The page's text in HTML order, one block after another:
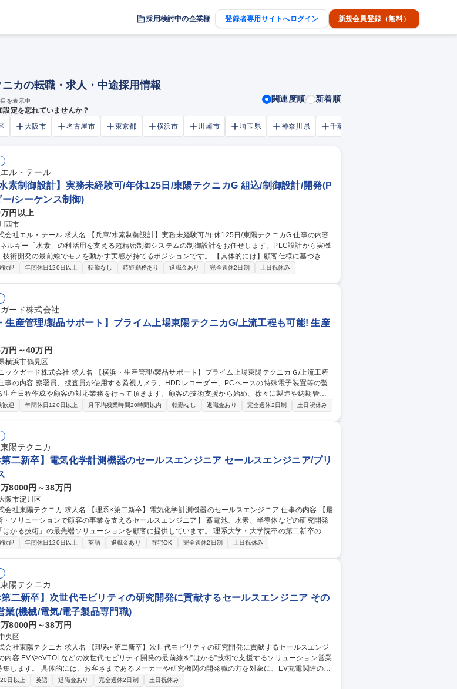
採用検討中の企業様 登録者専用サイトへログイン 新規会員登録（無料）
カの転職・求人・中途採用情報
を表示中 関連度順 新着順
設定を忘れていませんか？
大阪市 名古屋市 東京都 横浜市 川崎市 埼玉県 神奈川県 千葉市
ル・テール
水素制御設計】実務未経験可/年休125日/東陽テクニカG 組込/制御設計/開発(P
ー/シーケンス制御)
円以上
西市
庫/水素制御設計】実務未経験可/年休125日/東陽テクニカG 仕事の内容
ルギー「水素」の利活用を支える超精密制御システムの制御設計をお任せします。PLC設計から実機
発の最前線でモノを動かす実感が持てるポジションです。 【具体的には】顧客仕様に基づき、P
計、PID温度制御ロジック、電気回路CAD（IJCAD）を用いた設計開発を行います。単なる机上設計
歓迎 年間休日120日以上 転勤なし 時短勤務あり 退職金あり 完全週休2日制 土日祝休み
ード株式会社
生産管理/製品サポート】プライム上場東陽テクニカG/上流工程も可能! 生産
円～40万円
横浜市鶴見区
【横浜・生産管理/製品サポート】プライム上場東陽テクニカＧ/上流工程
生産日程作成や顧客の対応業務を行って頂きます。顧客の技術支援から始め、徐々に製造や納期管理
組立及び試験指導 ■製品の品質管理業務（新製品の試作評
工程も可能！
歓迎 年間休日120日以上 月平均残業時間20時間以内 転勤なし 退職金あり 完全週休2日制 土日祝休み
陽テクニカ
第二新卒】電気化学計測機器のセールスエンジニア セールスエンジニア/プリ
8000円～38万円
阪市淀川区
×第二新卒】電気化学計測機器のセールスエンジニア 仕事の内容 【最
・ソリューションで顧客の事業を支えるセールスエンジニア】 蓄電池、水素、半導体などの研究開発
技術」の最先端ソリューションを顧客に提供しています。 理系大学・大学院卒の第二新卒の方
蓄電池・水素・半導体などの最先端分野における研究開発向け計測ソリューションの技術営業を担当
歓迎 年間休日120日以上 英語 退職金あり 在宅OK 完全週休2日制 土日祝休み
陽テクニカ
第二新卒】次世代モビリティの研究開発に貢献するセールスエンジニア その
業(機械/電気/電子製品専門職)
8000円～38万円
央区
系×第二新卒】次世代モビリティの研究開発に貢献するセールスエンジ
ーや研究機関の開発職の方を対象に、EV充電関連の電
ータや電装部品評価システムの提案営業、新規ニーズ調査、および技術部門と連携しながら製品デモ
日以上 英語 退職金あり 完全週休2日制 土日祝休み